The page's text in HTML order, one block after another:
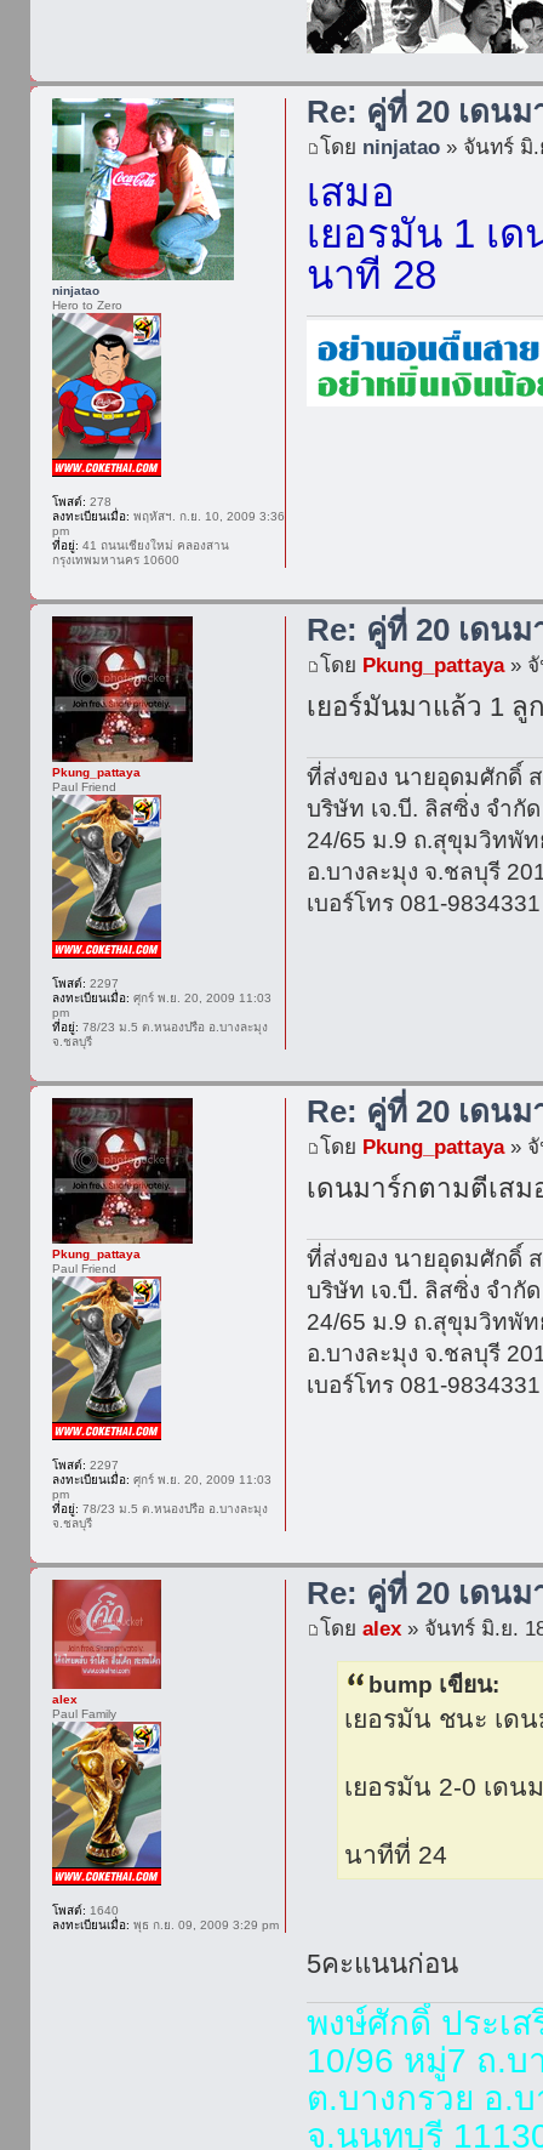
Re: คู่ที่ 20 เดน
โดย ninjatao » จันทร์ มิ.
เสมอ
เยอรมัน 1 เ
นาที 28
ninjatao
Hero to Zero
โพสต์: 278
ลงทะเบียนเมื่อ: พฤหัสฯ. ก.ย. 10, 2009 3:36
pm
ที่อยู่: 41 ถนนเชียงใหม่ คลองสาน
กรุงเทพมหานคร 10600
Re: คู่ที่ 20 เดน
โดย Pkung_pattaya» จั
เยอร์มันมาแล้ว 1 ลู
ที่ส่งของ นายอุดมศักดิ์
บริษัท เจ.บี. ลิสซิ่ง จำกัด
24/65 ม.9 ถ.สุขุมวิทพั
อ.บางละมุง จ.ชลบุรี
เบอร์โทร 081-
Pkung_pattaya
Paul Friend
โพสต์: 2297
ลงทะเบียนเมื่อ: ศุกร์ พ.ย. 20, 2009 11:03
pm
ที่อยู่: 78/23 ม.5 ต.หนองปรือ อ.บางละมุง
จ.ชลบุรี
Re: คู่ที่ 20 เดน
โดย Pkung_pattaya» จั
เดนมาร์กตามตีเส
ที่ส่งของ นายอุดมศักดิ์
บริษัท เจ.บี. ลิสซิ่ง จำกัด
24/65 ม.9 ถ.สุขุมวิทพั
อ.บางละมุง จ.ชลบุรี
เบอร์โทร 081-
Pkung_pattaya
Paul Friend
โพสต์: 2297
ลงทะเบียนเมื่อ: ศุกร์ พ.ย. 20, 2009 11:03
pm
ที่อยู่: 78/23 ม.5 ต.หนองปรือ อ.บางละมุง
จ.ชลบุรี
Re: คู่ที่ 20 เดน
โดยalex » จันทร์ มิ.ย.
bump เขียน:
เยอรมัน ชนะ เด
เยอรมัน 2-0 เดน
นาทีที่ 24
5คะแนนก่อน
พงษ์ศักดิ์ ประเ
10/96 หมู่7 ถ.บ
ต.บางกรวย อ.บ
จ.นนทบุรี
alex
Paul Family
โพสต์: 1640
ลงทะเบียนเมื่อ: พุธ ก.ย. 09, 2009 3:29 pm